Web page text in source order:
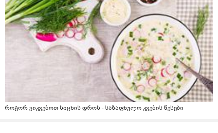
როგორ ვიკვებოთ სიცხის დროს - საზაფხულო კვების წესები